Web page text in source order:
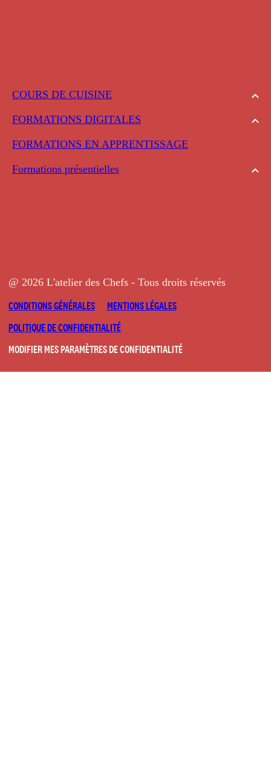
COURS DE CUISINE
FORMATIONS DIGITALES
FORMATIONS EN APPRENTISSAGE
Formations présentielles
@ 2026 L'atelier des Chefs - Tous droits réservés
CONDITIONS GÉNÉRALES
MENTIONS LÉGALES
POLITIQUE DE CONFIDENTIALITÉ
MODIFIER MES PARAMÈTRES DE CONFIDENTIALITÉ